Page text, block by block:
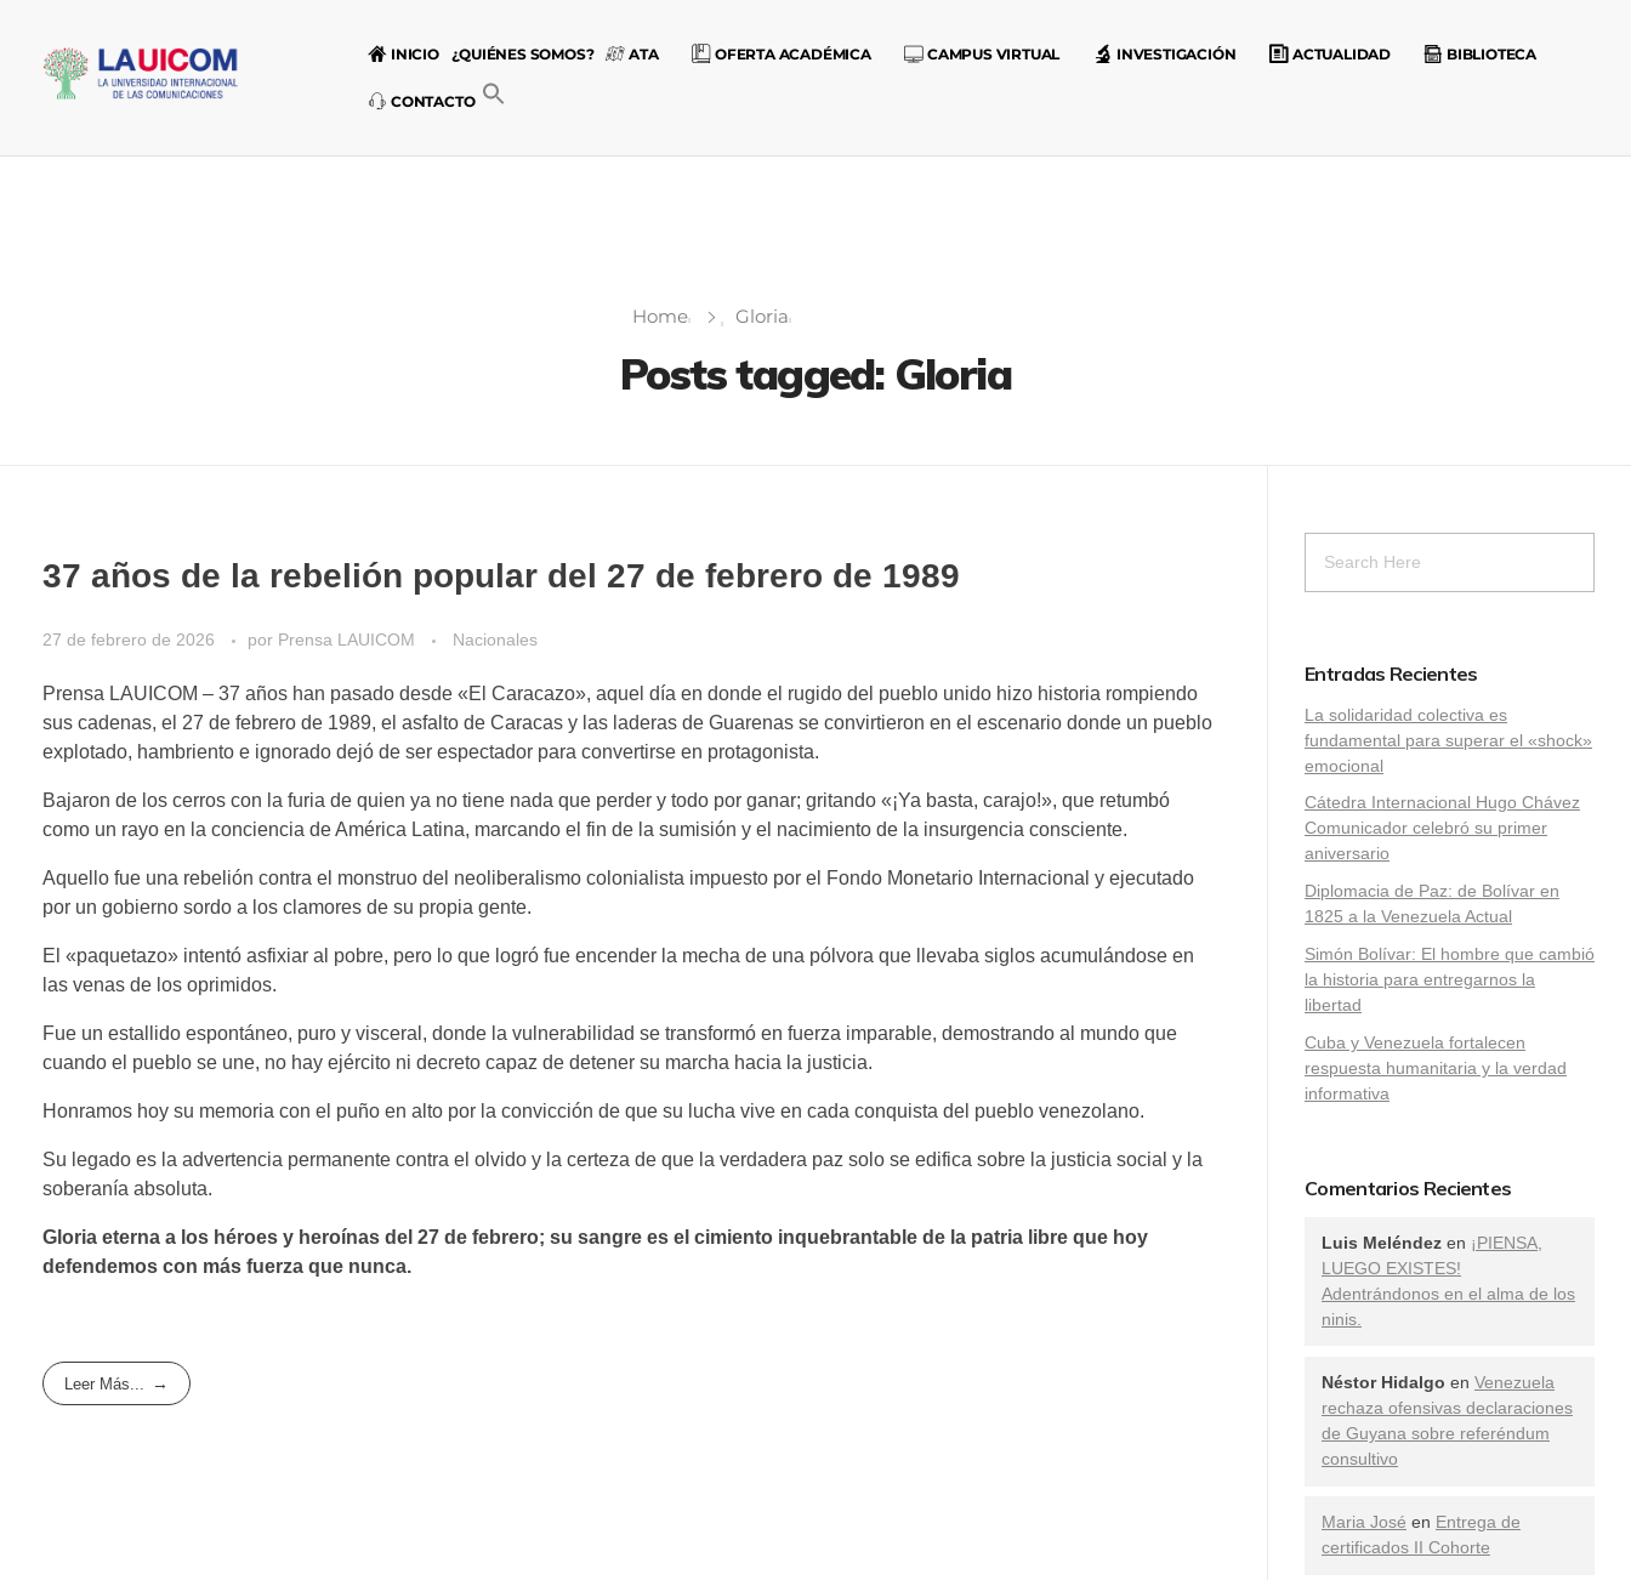
INICIO ¿QUIÉNES SOMOS? ATA OFERTA ACADÉMICA CAMPUS VIRTUAL INVESTIGACIÓN ACTUALIDAD BIBLIOTECA
CONTACTO
Home Gloria
Posts tagged: Gloria
37 años de la rebelión popular del 27 de febrero de 1989
27 de febrero de 2026 por Prensa LAUICOM Nacionales
Prensa LAUICOM – 37 años han pasado desde «El Caracazo», aquel día en donde el rugido del pueblo unido hizo historia rompiendo
sus cadenas, el 27 de febrero de 1989, el asfalto de Caracas y las laderas de Guarenas se convirtieron en el escenario donde un pueblo
explotado, hambriento e ignorado dejó de ser espectador para convertirse en protagonista.
Bajaron de los cerros con la furia de quien ya no tiene nada que perder y todo por ganar; gritando «¡Ya basta, carajo!», que retumbó
como un rayo en la conciencia de América Latina, marcando el fin de la sumisión y el nacimiento de la insurgencia consciente.
Aquello fue una rebelión contra el monstruo del neoliberalismo colonialista impuesto por el Fondo Monetario Internacional y ejecutado
por un gobierno sordo a los clamores de su propia gente.
El «paquetazo» intentó asfixiar al pobre, pero lo que logró fue encender la mecha de una pólvora que llevaba siglos acumulándose en
las venas de los oprimidos.
Fue un estallido espontáneo, puro y visceral, donde la vulnerabilidad se transformó en fuerza imparable, demostrando al mundo que
cuando el pueblo se une, no hay ejército ni decreto capaz de detener su marcha hacia la justicia.
Honramos hoy su memoria con el puño en alto por la convicción de que su lucha vive en cada conquista del pueblo venezolano.
Su legado es la advertencia permanente contra el olvido y la certeza de que la verdadera paz solo se edifica sobre la justicia social y la
soberanía absoluta.
Gloria eterna a los héroes y heroínas del 27 de febrero; su sangre es el cimiento inquebrantable de la patria libre que hoy
defendemos con más fuerza que nunca.
Leer Más...
Entradas Recientes
La solidaridad colectiva es
fundamental para superar el «shock»
emocional
Cátedra Internacional Hugo Chávez
Comunicador celebró su primer
aniversario
Diplomacia de Paz: de Bolívar en
1825 a la Venezuela Actual
Simón Bolívar: El hombre que cambió
la historia para entregarnos la
libertad
​Cuba y Venezuela fortalecen
respuesta humanitaria y la verdad
informativa
Comentarios Recientes
Luis Meléndez en ¡PIENSA,
LUEGO EXISTES!
Adentrándonos en el alma de los
ninis.
Néstor Hidalgo en Venezuela
rechaza ofensivas declaraciones
de Guyana sobre referéndum
consultivo
Maria José en Entrega de
certificados II Cohorte